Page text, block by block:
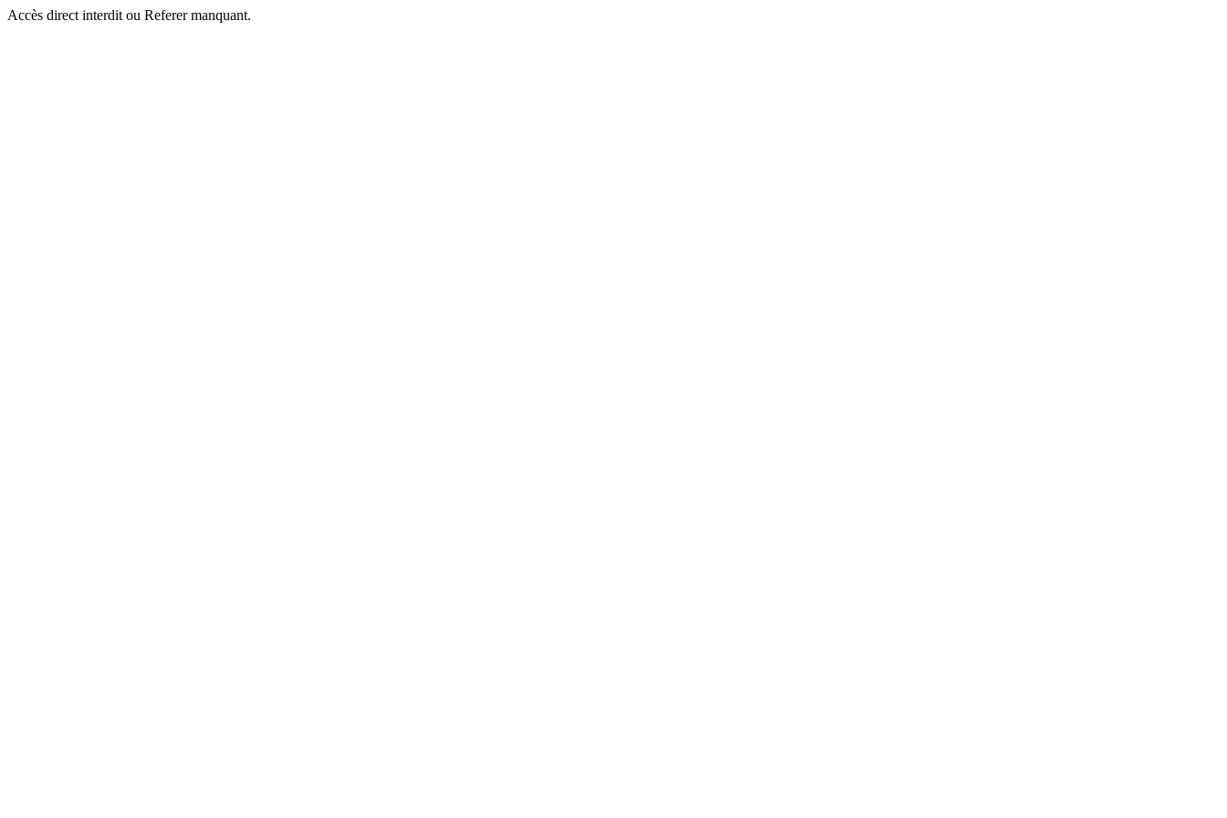
Accès direct interdit ou Referer manquant.